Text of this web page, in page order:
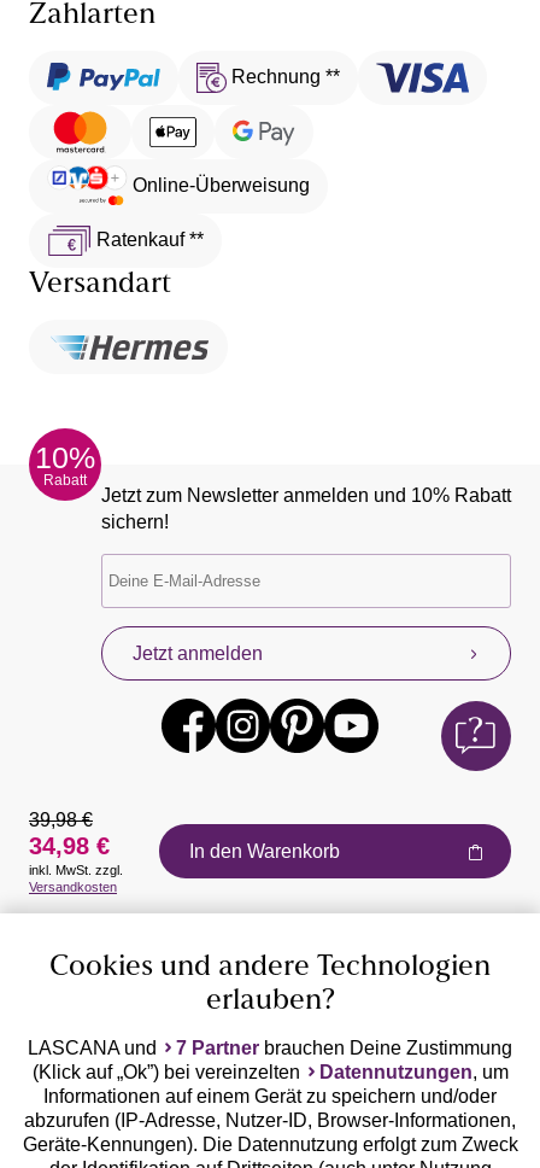
Zahlarten
Rechnung **
Online-Überweisung
Ratenkauf **
Versandart
10%
Rabatt
Jetzt zum Newsletter anmelden und 10% Rabatt
sichern!
Jetzt anmelden
Auszeichnungen
Geprüfte Sicherheit
39,98 €
34,98 €
inkl. MwSt. zzgl.
Versandkosten
In den Warenkorb
Cookies und andere Technologien
erlauben?
LASCANA und 7 Partner brauchen Deine Zustimmung
(Klick auf „Ok”) bei vereinzelten
Datennutzungen, um
Informationen auf einem Gerät zu speichern und/oder
abzurufen (IP-Adresse, Nutzer-ID, Browser-Informationen,
Geräte-Kennungen). Die Datennutzung erfolgt zum Zweck